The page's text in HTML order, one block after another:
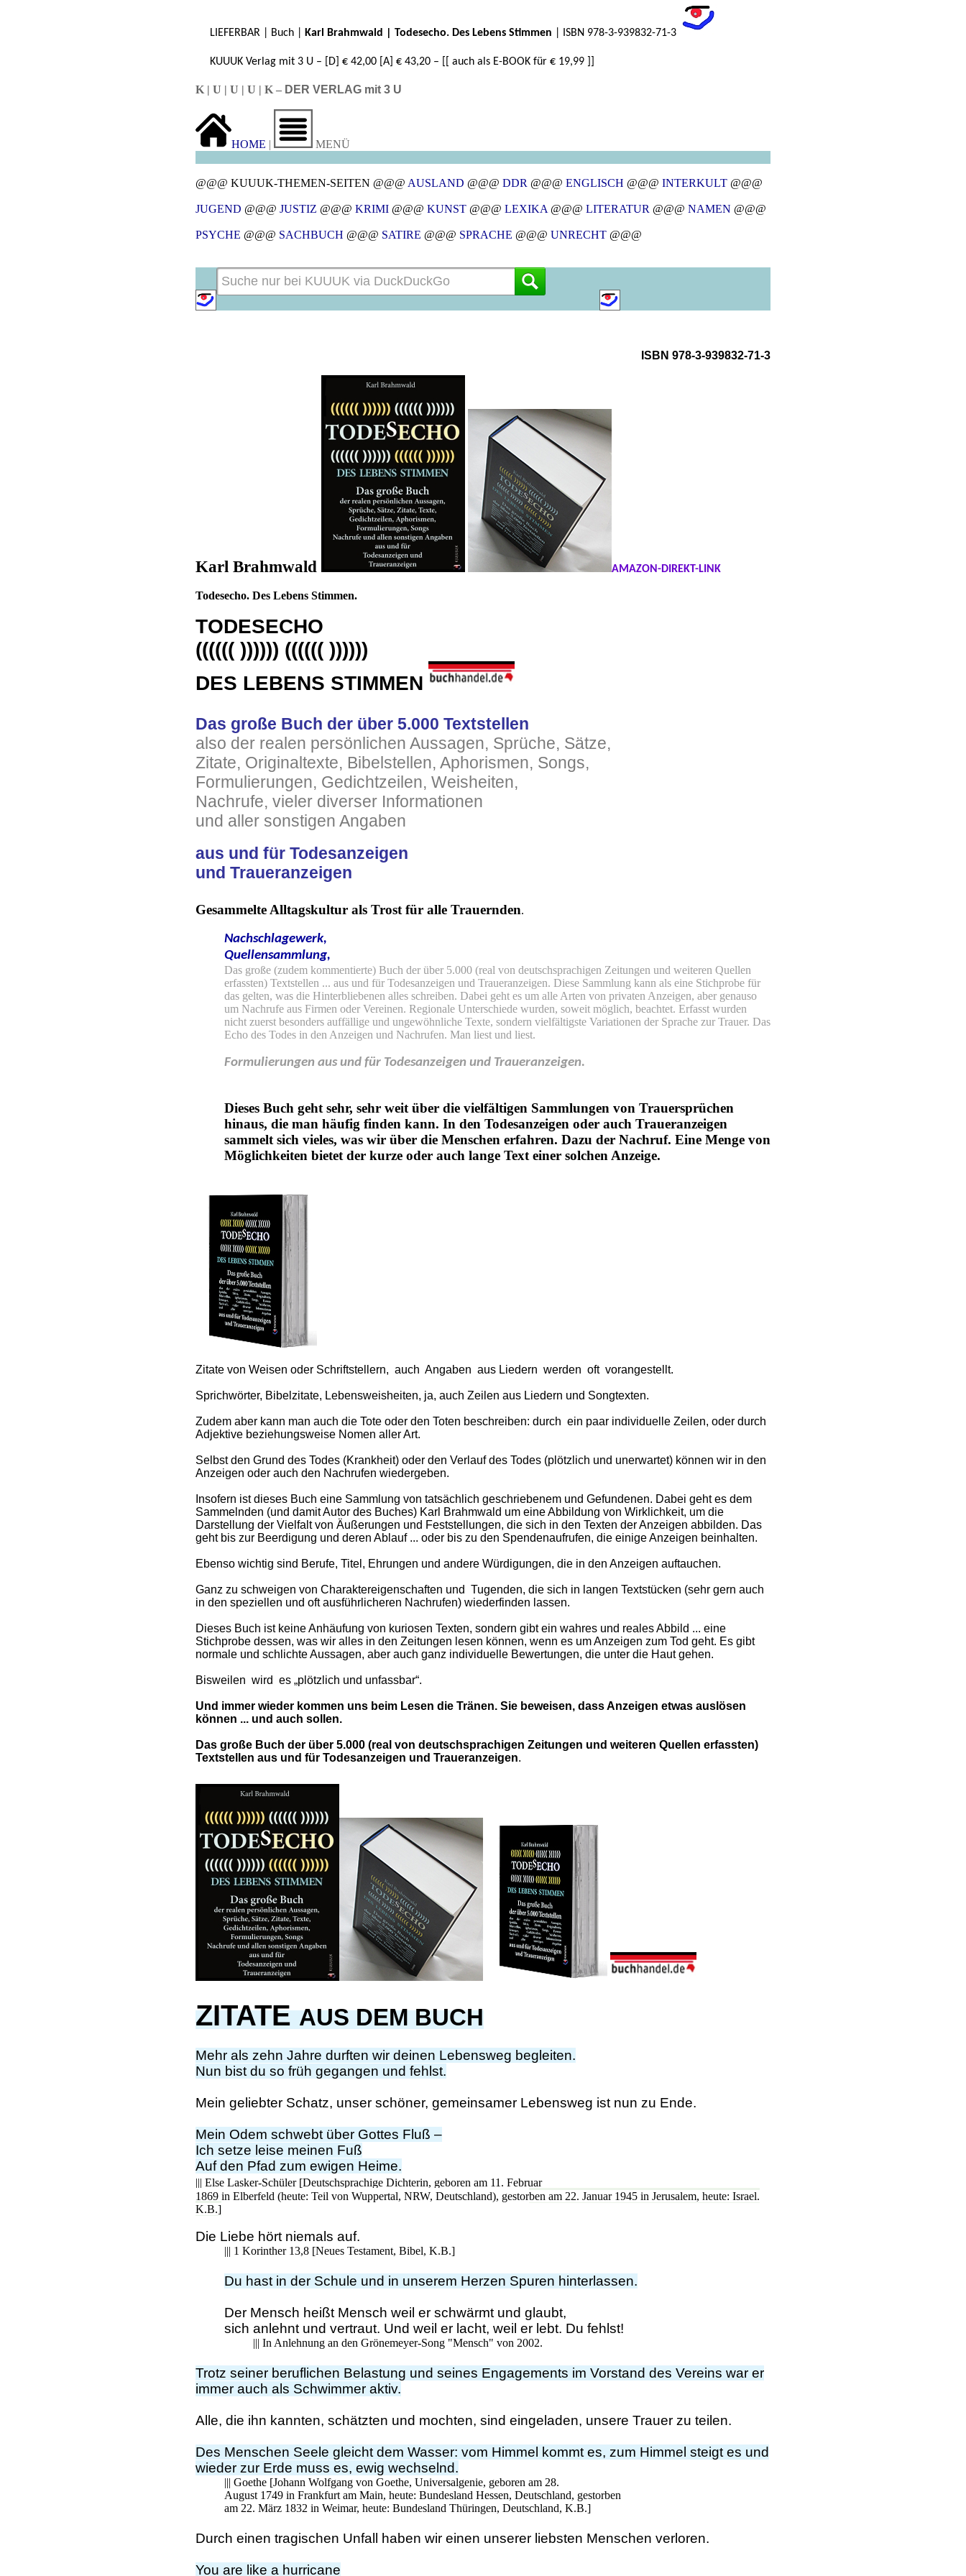
LIEFERBAR | Buch | Karl Brahmwald | Todesecho. Des Lebens Stimmen | ISBN 978-3-939832-71-3
KUUUK Verlag mit 3 U – [D] € 42,00 [A] € 43,20 – [[ auch als E-BOOK für € 19,99 ]]
K | U | U | U | K – DER VERLAG mit 3 U
HOME | MENÜ
@@@ KUUUK-THEMEN-SEITEN @@@ AUSLAND @@@ DDR @@@ ENGLISCH @@@ INTERKULT @@@
JUGEND @@@ JUSTIZ @@@ KRIMI @@@ KUNST @@@ LEXIKA @@@ LITERATUR @@@ NAMEN @@@
PSYCHE @@@ SACHBUCH @@@ SATIRE @@@ SPRACHE @@@ UNRECHT @@@
ISBN 978-3-939832-71-3
Karl Brahmwald AMAZON-DIREKT-LINK
Todesecho. Des Lebens Stimmen.
TODESECHO
(((((( )))))) (((((( ))))))
DES LEBENS STIMMEN
Das große Buch der über 5.000 Textstellen
also der realen persönlichen Aussagen, Sprüche, Sätze,
Zitate, Originaltexte, Bibelstellen, Aphorismen, Songs,
Formulierungen, Gedichtzeilen, Weisheiten,
Nachrufe, vieler diverser Informationen
und aller sonstigen Angaben
aus und für Todesanzeigen
und Traueranzeigen
Gesammelte Alltagskultur als Trost für alle Trauernden.
Nachschlagewerk,
Quellensammlung,
Das große (zudem kommentierte) Buch der über 5.000 (real von deutschsprachigen Zeitungen und weiteren Quellen
erfassten) Textstellen ... aus und für Todesanzeigen und Traueranzeigen. Diese Sammlung kann als eine Stichprobe für
das gelten, was die Hinterbliebenen alles schrei­ben. Dabei geht es um alle Arten von privaten Anzeigen, aber genauso
um Nachrufe aus Firmen oder Vereinen. Regionale Unterschiede wurden, soweit möglich, beachtet. Erfasst wurden
nicht zuerst besonders auffällige und ungewöhnliche Texte, sondern vielfältigste Variationen der Sprache zur Trauer. Das
Echo des Todes in den Anzeigen und Nachrufen. Man liest und liest.
Formulierungen aus und für Todesanzeigen und Traueranzeigen.
Dieses Buch geht sehr, sehr weit über die vielfältigen Sammlungen von Trauersprüchen
hinaus, die man häufig finden kann. In den Todesanzeigen oder auch Traueranzeigen
sammelt sich vieles, was wir über die Menschen erfahren. Dazu der Nachruf. Eine Menge von
Möglichkeiten bietet der kurze oder auch lange Text einer solchen Anzeige.
Zitate von Weisen oder Schriftstellern, auch Angaben aus Liedern werden oft vorangestellt.
Sprichwörter, Bibelzitate, Lebensweisheiten, ja, auch Zeilen aus Liedern und Songtexten.
Zudem aber kann man auch die Tote oder den Toten beschreiben: durch ein paar individuelle Zeilen, oder durch
Adjektive beziehungsweise Nomen aller Art.
Selbst den Grund des Todes (Krankheit) oder den Verlauf des Todes (plötzlich und unerwartet) können wir in den
Anzeigen oder auch den Nachrufen wiedergeben.
Insofern ist dieses Buch eine Sammlung von tatsächlich geschriebenem und Gefundenen. Dabei geht es dem
Sammelnden (und damit Autor des Buches) Karl Brahmwald um eine Abbildung von Wirklichkeit, um die
Darstellung der Vielfalt von Äußerungen und Feststellungen, die sich in den Texten der Anzeigen abbilden. Das
geht bis zur Beerdigung und deren Ablauf ... oder bis zu den Spendenaufrufen, die einige Anzeigen beinhalten.
Ebenso wichtig sind Berufe, Titel, Ehrungen und andere Würdigungen, die in den Anzeigen auftauchen.
Ganz zu schweigen von Charaktereigenschaften und Tugenden, die sich in langen Textstücken (sehr gern auch
in den speziellen und oft ausführlicheren Nachrufen) wiederfinden lassen.
Dieses Buch ist keine Anhäufung von kuriosen Texten, sondern gibt ein wahres und reales Abbild ... eine
Stichprobe dessen, was wir alles in den Zeitungen lesen können, wenn es um Anzeigen zum Tod geht. Es gibt
normale und schlichte Aussagen, aber auch ganz individuell e Bewertungen, die unter die Haut gehen.
Bisweilen wird es „plötzlich und unfassbar“.
Und immer wieder kommen uns beim Lesen die Tränen. Sie beweisen, dass Anzeigen etwas auslösen
können ... und auch sollen.
Das große Buch der über 5.000 (real von deutschsprachigen Zeitungen und weiteren Quellen erfassten)
Textstellen aus und für Todesanzeigen und Traueranzeigen.
ZITATEAUS DEM BUCH
Mehr als zehn Jahre durften wir deinen Lebensweg begleiten.
Nun bist du so früh gegangen und fehlst.
Mein geliebter Schatz, unser schöner, gemeinsamer Lebensweg ist nun zu Ende.
Mein Odem schwebt über Gottes Fluß –
Ich setze leise meinen Fuß
Auf den Pfad zum ewigen Heime.
||| Else Lasker-Schüler [Deutschsprachige Dichterin, geboren am 11. Februar
1869 in Elberfeld (heute: Teil von Wuppertal, NRW, Deutschland), gestorben am 22. Januar 1945 in Jerusalem, heute: Israel.
K.B.]
Die Liebe hört niemals auf.
||| 1 Korinther 13,8 [Neues Testament, Bibel, K.B.]
Du hast in der Schule und in unserem Herzen Spuren hinterlassen.
Der Mensch heißt Mensch weil er schwärmt und glaubt,
sich anlehnt und vertraut. Und weil er lacht, weil er lebt. Du fehlst!
||| In Anlehnung an den Grönemeyer-Song "Mensch" von 2002.
Trotz seiner beruflichen Belastung und seines Engagements im Vorstand des Vereins war er
immer auch als Schwimmer aktiv.
Alle, die ihn kannten, schätzten und mochten, sind eingeladen, unsere Trauer zu teilen.
Des Menschen Seele gleicht dem Wasser: vom Himmel kommt es, zum Himmel steigt es und
wieder zur Erde muss es, ewig wechselnd.
||| Goethe [Johann Wolfgang von Goethe, Universalgenie, geboren am 28.
August 1749 in Frankfurt am Main, heute: Bundesland Hessen, Deutschland, gestorben
am 22. März 1832 in Weimar, heute: Bundesland Thüringen, Deutschland, K.B.]
Durch einen tragischen Unfall haben wir einen unserer liebsten Menschen verloren.
You are like a hurricane